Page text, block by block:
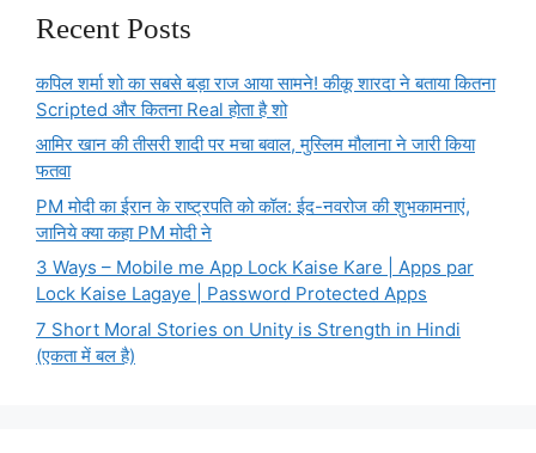
Recent Posts
कपिल शर्मा शो का सबसे बड़ा राज आया सामने! कीकू शारदा ने बताया कितना
Scripted और कितना Real होता है शो
आमिर खान की तीसरी शादी पर मचा बवाल, मुस्लिम मौलाना ने जारी किया
फतवा
PM मोदी का ईरान के राष्ट्रपति को कॉल: ईद-नवरोज की शुभकामनाएं,
जानिये क्या कहा PM मोदी ने
3 Ways – Mobile me App Lock Kaise Kare | Apps par
Lock Kaise Lagaye | Password Protected Apps
7 Short Moral Stories on Unity is Strength in Hindi
(एकता में बल है)